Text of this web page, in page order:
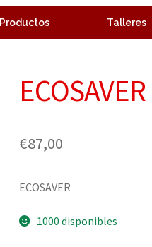
Productos Talleres
ECOSAVER
€87,00
ECOSAVER
1000 disponibles